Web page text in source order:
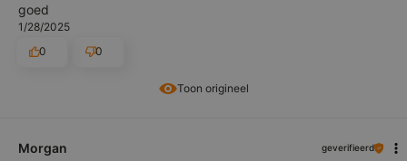
Toon origineel
goed
1/28/2025
0
0
Morgan geverifieerd